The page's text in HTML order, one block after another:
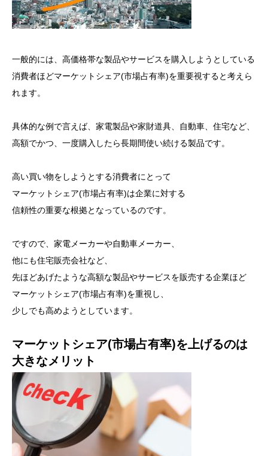
一般的には、高価格帯な製品やサービスを購入しようとしている
消費者ほどマーケットシェア(市場占有率)を重要視すると考えら
れます。
具体的な例で言えば、家電製品や家財道具、自動車、住宅など、
高額でかつ、一度購入したら長期間使い続ける製品です。
高い買い物をしようとする消費者にとって
マーケットシェア(市場占有率)は企業に対する
信頼性の重要な根拠となっているのです。
ですので、家電メーカーや自動車メーカー、
他にも住宅販売会社など、
先ほどあげたような高額な製品やサービスを販売する企業ほど
マーケットシェア(市場占有率)を重視し、
少しでも高めようとしています。
マーケットシェア(市場占有率)を上げるのは
大きなメリット